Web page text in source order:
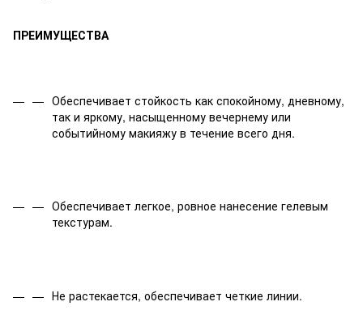
ПРЕИМУЩЕСТВА
Обеспечивает стойкость как спокойному, дневному,
так и яркому, насыщенному вечернему или
событийному макияжу в течение всего дня.
Обеспечивает легкое, ровное нанесение гелевым
текстурам.
Не растекается, обеспечивает четкие линии.